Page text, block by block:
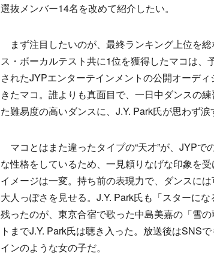
選抜メンバー14名を改めて紹介したい。
まず注目したいのが、最終ランキング上位を
ス・ボーカルテスト共に1位を獲得したマコは
されたJYPエンターテインメントの公開オーデ
きたマコ。誰よりも真面目で、一日中ダンスの
た難易度の高いダンスに、J.Y. Park氏が思わず涙
マコとはまた違ったタイプの“天才”が、JYP
な性格をしているため、一見頼りなげな印象を
イメージは一変。持ち前の表現力で、ダンスに
大人っぽさを見せる。J.Y. Park氏も「スターに
残ったのが、東京合宿で歌った中島美嘉の「雪
トまでJ.Y. Park氏は聴き入った。放送後はSNS
インのような女の子だ。